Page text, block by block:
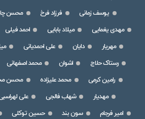
یوسف زمانی
فرزاد فرخ محسن
مهدی یغمایی
میلاد بابایی احمد فیلی
مهریار
دایان علی احمدیانی
رستاک حلاج
اشوان محمد اصفهانی
رامین کرمی
محمد علیزاده محسن
مهدیار
شهاب فالجی علی
امیر فرجام
سون بند حسین توکلی